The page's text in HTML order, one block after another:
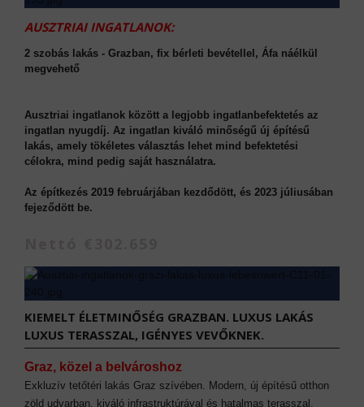
AUSZTRIAI INGATLANOK:
2 szobás lakás - Grazban, fix bérleti bevétellel, Áfa náélkül
megvehető
Ausztriai ingatlanok között a legjobb ingatlanbefektetés az
ingatlan nyugdíj. Az ingatlan kiváló minőségű új építésű
lakás, amely tökéletes választás lehet mind befektetési
célokra, mind pedig saját használatra.
Az építkezés 2019 februárjában kezdődött, és 2023 júliusában
fejeződött be.
KIEMELT ÉLETMINŐSÉG GRAZBAN. LUXUS LAKÁS
LUXUS TERASSZAL, IGÉNYES VEVŐKNEK.
Graz, közel a belvároshoz
Exkluzív tetőtéri lakás Graz szívében. Modern, új építésű otthon
zöld udvarban, kiváló infrastruktúrával és hatalmas terasszal.